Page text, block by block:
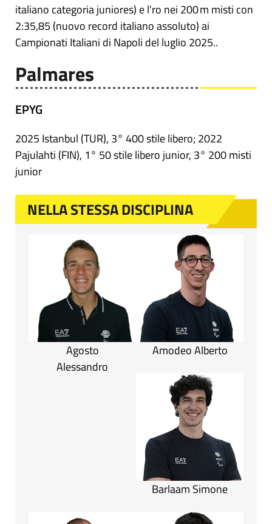
italiano categoria juniores) e l'ro nei 200 m misti con
2:35,85 (nuovo record italiano assoluto) ai
Campionati Italiani di Napoli del luglio 2025..
Palmares
EPYG
2025 Istanbul (TUR), 3° 400 stile libero; 2022
Pajulahti (FIN), 1° 50 stile libero junior, 3° 200 misti
junior
NELLA STESSA DISCIPLINA
Agosto
Alessandro
Amodeo Alberto
Barlaam Simone